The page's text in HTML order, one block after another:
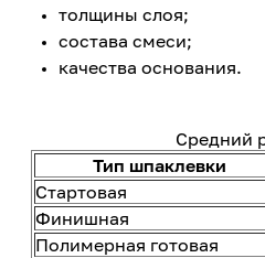
толщины слоя;
состава смеси;
качества основания.
Средний
Тип шпаклевки
Стартовая
Финишная
Полимерная готовая